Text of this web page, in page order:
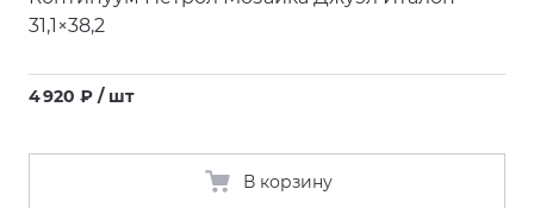
31,1×38,2
4 920 ₽ / шт
В корзину